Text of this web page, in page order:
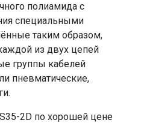
полиамида с
специальными
таким образом,
из двух цепей
группы кабелей
пневматические,
2D по хорошей цене